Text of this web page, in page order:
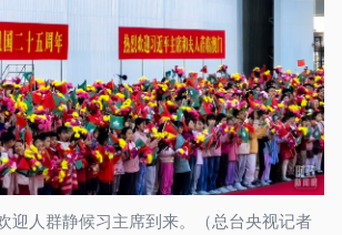
迎人群静候习主席到来。（总台央视记者